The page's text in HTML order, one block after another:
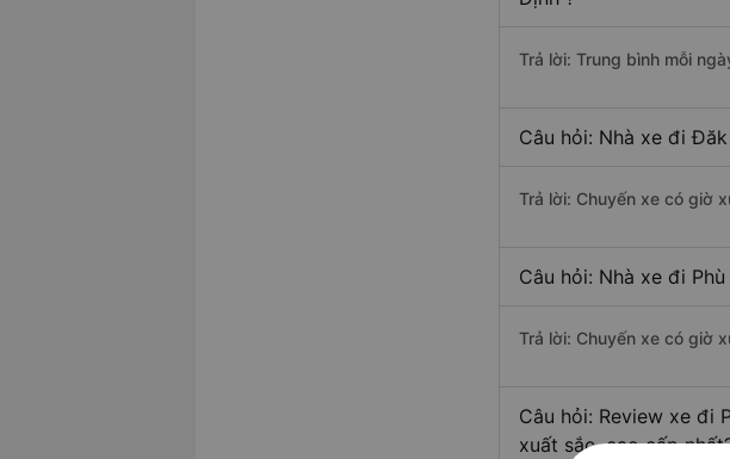
Trả lời: Trung bình mỗi
Câu hỏi: Nhà xe đi
Trả lời: Chuyến xe có giờ
Câu hỏi: Nhà xe đi
Trả lời: Chuyến xe có giờ
Câu hỏi: Review xe đi
xuất sắc, cao cấp